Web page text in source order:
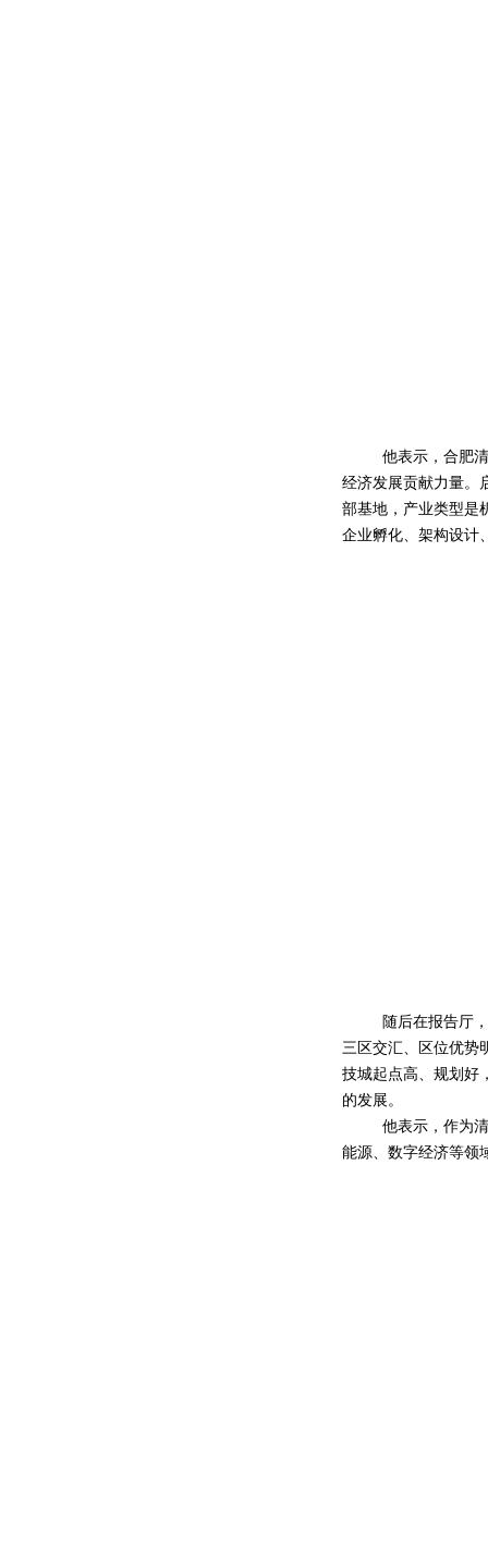
他表示，合肥
经济发展贡献力量。
部基地，产业类型是
企业孵化、架构设计
随后在报告厅
三区交汇、区位优势
技城起点高、规划好
的发展。
他表示，作为
能源、数字经济等领